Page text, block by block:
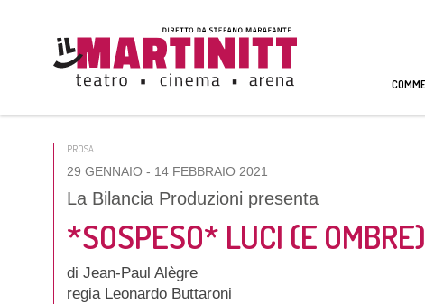
PROSA
29 GENNAIO- 14 FEBBRAIO 2021
La Bilancia Produzioni presenta
*SOSPESO* LUCI (E
di Jean-Paul Alègre
regia Leonardo Buttaroni